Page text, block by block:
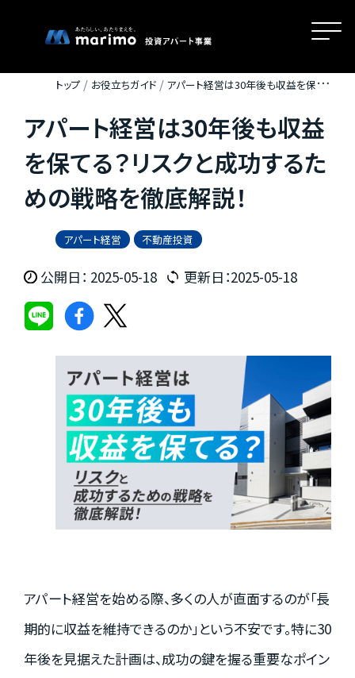
ホーム
MOVEが選ばれる理由
実績紹介
Q&A
お知らせ
トップ お役立ちガイド
アパート経営は30年後も収益を保て
アパート経営は30年後も収益
を保てる？リスクと成功するた
めの戦略を徹底解説！
アパート経営 不動産投資
公開日： 2025-05-18 更新日：2025-05-18
アパート経営を始める際、多くの人が直面するのが「長
期的に収益を維持できるのか」という不安です。特に30
年後を見据えた計画は、成功の鍵を握る重要なポイン